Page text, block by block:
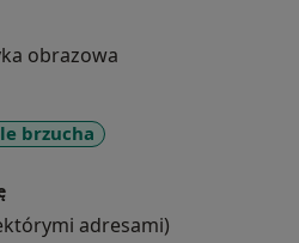
obrazowa
brzucha
adresami)